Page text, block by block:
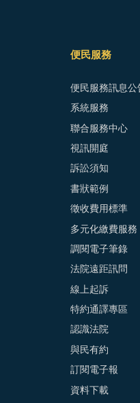
便民服務
便民服務訊息公
系統服務
聯合服務中心
視訊開庭
訴訟須知
書狀範例
徵收費用標準
多元化繳費服務
調閱電子筆錄
法院遠距訊問
線上起訴
特約通譯專區
認識法院
與民有約
訂閱電子報
資料下載